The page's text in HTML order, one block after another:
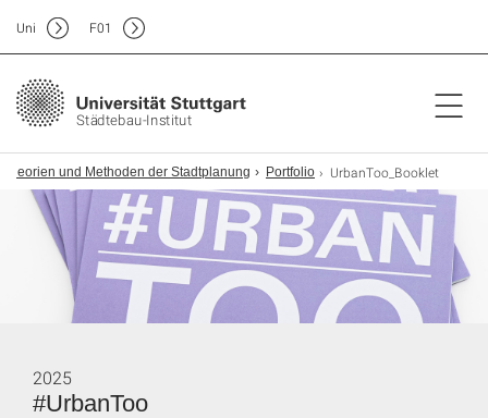
Städtebau-Institut
Uni F01
Theorien und Methoden der Stadtplanung Portfolio UrbanToo_Booklet
#UrbanToo
2025